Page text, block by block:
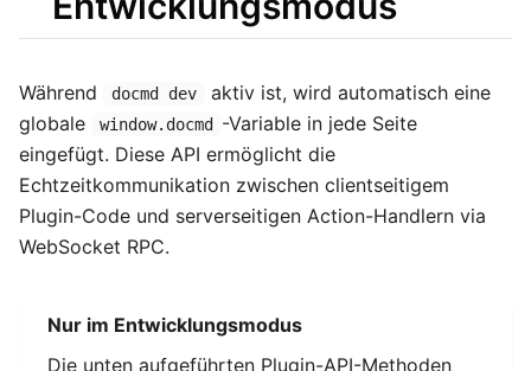
Während docmd dev
aktiv ist, wird automatisch eine
globale
window.docmd
-Variable in jede Seite
eingefügt. Diese API ermöglicht die
Echtzeitkommunikation zwischen clientseitigem
Plugin-Code und serverseitigen Action-Handlern via
WebSocket RPC.
Nur im Entwicklungsmodus
Die unten aufgeführten Plugin-API-Methoden